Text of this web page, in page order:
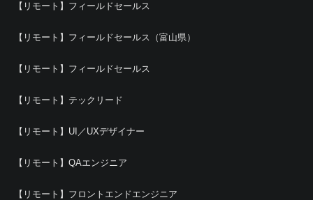
【リモート】フィールドセールス
【リモート】フィールドセールス（富山県）
【リモート】フィールドセールス
【リモート】テックリード
【リモート】UI／UXデザイナー
【リモート】QAエンジニア
【リモート】フロントエンドエンジニア